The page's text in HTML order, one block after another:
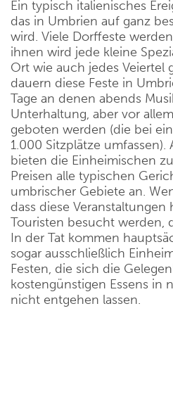
Ein typisch italienisches
das in Umbrien auf ganz
wird. Viele Dorffeste
ihnen wird jede kleine
Ort wie auch jedes Veiertel
dauern diese Feste in
Tage an denen abends
Unterhaltung, aber vor
geboten werden (die bei
1.000 Sitzplätze umfassen).
bieten die Einheimischen
Preisen alle typischen
umbrischer Gebiete an.
dass diese
Touristen besucht werden,
In der Tat kommen
sogar ausschließlich
Festen, die sich die
kostengünstigen Essens in
nicht entgehen lassen.